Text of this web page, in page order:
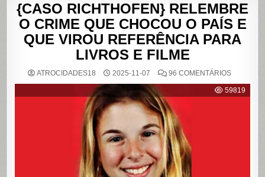
{CASO RICHTHOFEN} RELEMBRE
O CRIME QUE CHOCOU O PAÍS E
QUE VIROU REFERÊNCIA PARA
LIVROS E FILME
ATROCIDADES18 2025-11-07 96 COMENTÁRIOSEM
59819